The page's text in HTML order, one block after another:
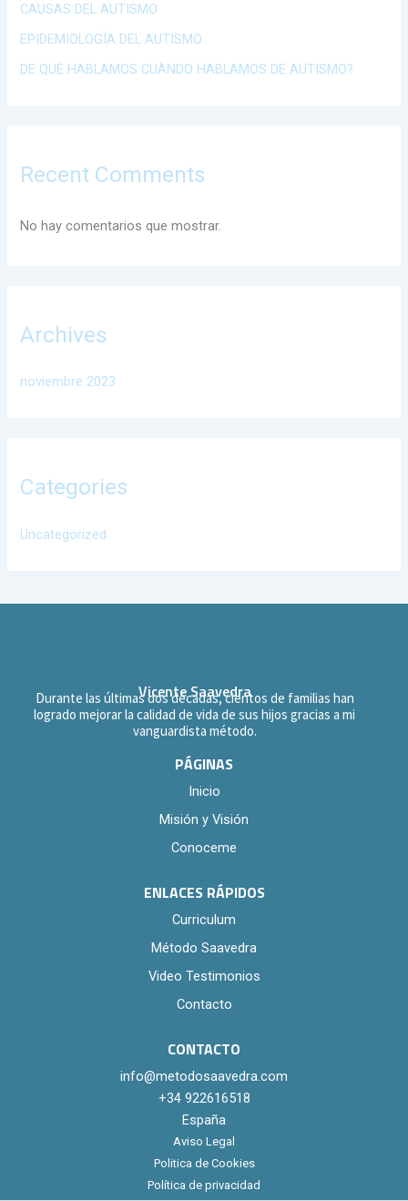
CAUSAS DEL AUTISMO
EPIDEMIOLOGÌA DEL AUTISMO
DE QUÈ HABLAMOS CUÀNDO HABLAMOS DE AUTISMO?
Recent Comments
No hay comentarios que mostrar.
Archives
noviembre 2023
Categories
Uncategorized
Vicente Saavedra
Durante las últimas dos décadas, cientos de familias han
logrado mejorar la calidad de vida de sus hijos gracias a mi
vanguardista método.
PÁGINAS
Inicio
Misión y Visión
Conoceme
ENLACES RÁPIDOS
Curriculum
Método Saavedra
Video Testimonios
Contacto
CONTACTO
info@metodosaavedra.com
+34 922616518
España
Aviso Legal
Politica de Cookies
Política de privacidad